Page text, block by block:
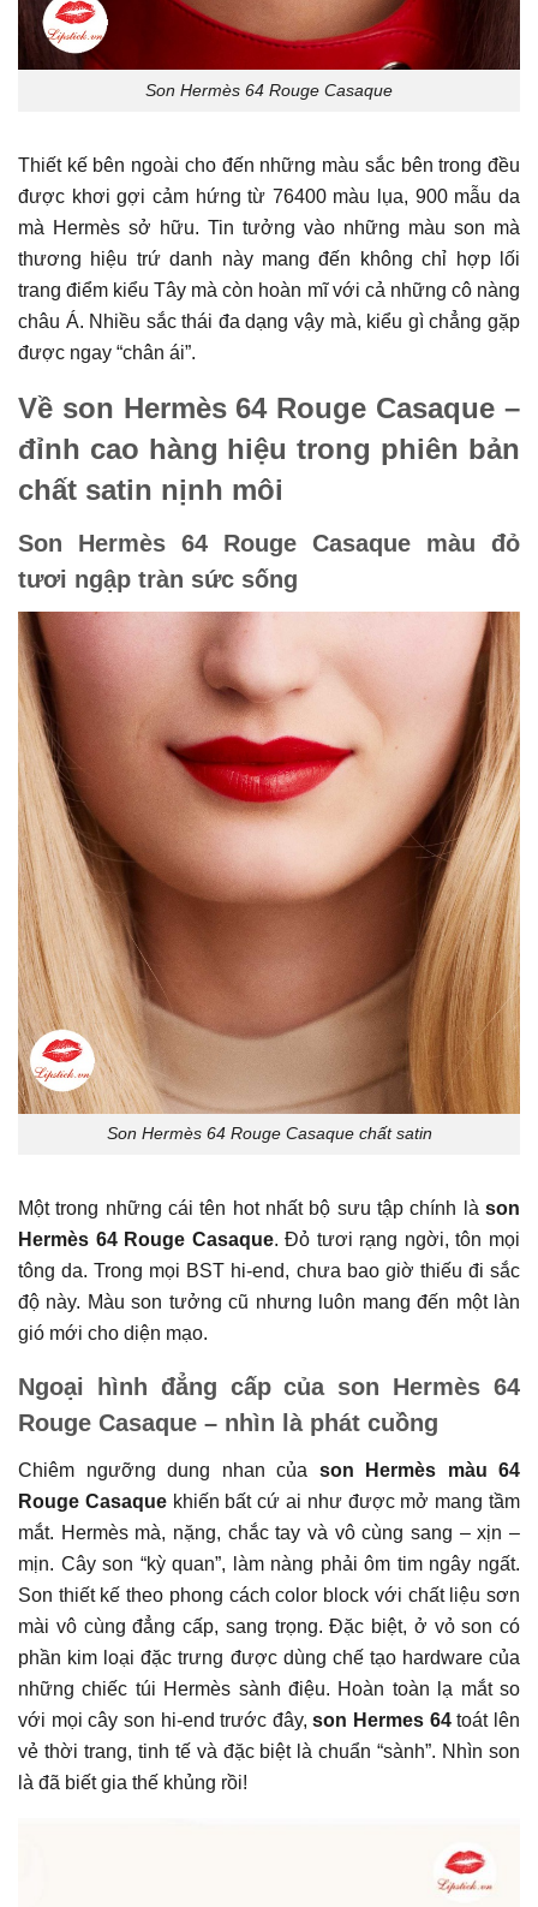
Son Hermès 64 Rouge Casaque
Thiết kế bên ngoài cho đến những màu sắc bên trong đều
được khơi gợi cảm hứng từ 76400 màu lụa, 900 mẫu da
mà Hermès sở hữu. Tin tưởng vào những màu son mà
thương hiệu trứ danh này mang đến không chỉ hợp lối
trang điểm kiểu Tây mà còn hoàn mĩ với cả những cô nàng
châu Á. Nhiều sắc thái đa dạng vậy mà, kiểu gì chẳng gặp
được ngay “chân ái”.
Về son Hermès 64 Rouge Casaque –
đỉnh cao hàng hiệu trong phiên bản
chất satin nịnh môi
Son Hermès 64 Rouge Casaque màu đỏ
tươi ngập tràn sức sống
Son Hermès 64 Rouge Casaque chất satin
Một trong những cái tên hot nhất bộ sưu tập chính là son
Hermès 64 Rouge Casaque. Đỏ tươi rạng ngời, tôn mọi
tông da. Trong mọi BST hi-end, chưa bao giờ thiếu đi sắc
độ này. Màu son tưởng cũ nhưng luôn mang đến một làn
gió mới cho diện mạo.
Ngoại hình đẳng cấp của son Hermès 64
Rouge Casaque – nhìn là phát cuồng
Chiêm ngưỡng dung nhan của son Hermès màu 64
Rouge Casaque khiến bất cứ ai như được mở mang tầm
mắt. Hermès mà, nặng, chắc tay và vô cùng sang – xịn –
mịn. Cây son “kỳ quan”, làm nàng phải ôm tim ngây ngất.
Son thiết kế theo phong cách color block với chất liệu sơn
mài vô cùng đẳng cấp, sang trọng. Đặc biệt, ở vỏ son có
phần kim loại đặc trưng được dùng chế tạo hardware của
những chiếc túi Hermès sành điệu. Hoàn toàn lạ mắt so
với mọi cây son hi-end trước đây,son Hermes 64toát lên
vẻ thời trang, tinh tế và đặc biệt là chuẩn “sành”. Nhìn son
là đã biết gia thế khủng rồi!